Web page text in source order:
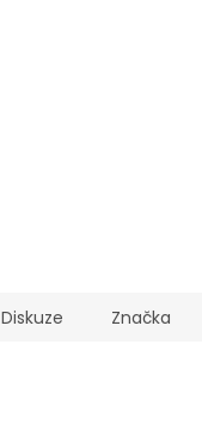
Diskuze Značka